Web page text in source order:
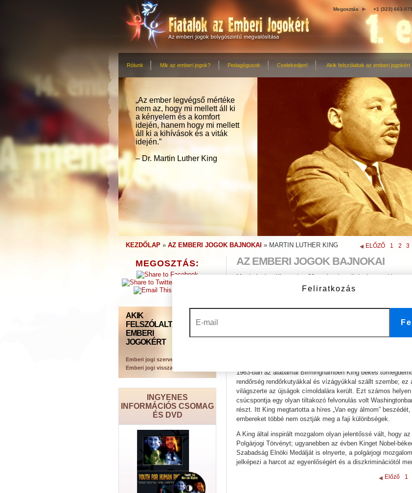
Megosztás +1 (323) 663-
Rólunk Mik az emberi jogok? Pedagógusok Cselekedjen! Akik felszólaltak az emberi jogokért
„Az ember legvégső mértéke
nem az, hogy mi mellett áll ki
a kényelem és a komfort
idején, hanem hogy mi mellett
áll ki a kihívások és a viták
idején.”
– Dr. Martin Luther King
KEZDŐLAP » AZ EMBERI JOGOK BAJNOKAI » MARTIN LUTHER KING ELŐZŐ 1 2 3
MEGOSZTÁS:
AKIK
FELSZÓLALTAK AZ
EMBERI
JOGOKÉRT
Emberi jogi szervezetek
Emberi jogi visszaélések
INGYENES
INFORMÁCIÓS CSOMAG
ÉS DVD
AZ EMBERI JOGOK BAJNOKAI
Martin Luther King volt a 20. század egyik legismertebb
Az Atlantában született King kivételes szónoki képessége
ben vont magára figyelmet, amikor más polgárjogi
vezetett az alabamai Montgomery város egyik
megkövetelték, hogy a színes bőrűek adják át a helyüket a
üljenek. Az ezt követő tíz évben King írt, szónokolt,
és tömegdemonstrációkat szervezett azért, hogy felhívja a
polgárjogi törvényeket követeljen az afroamerikaiak jogainak
1963-ban az alabamai Birminghamben King békés
rendőrség rendőrkutyákkal és vízágyúkkal szállt szembe;
világszerte az újságok címoldalára került. Ezt számos
csúcspontja egy olyan tiltakozó felvonulás volt
részt. Itt King megtartotta a híres „Van egy álmom”
embereket többé nem osztják meg a faji különbségek.
A King által inspirált mozgalom olyan jelentőssé vált, hogy
Polgárjogi Törvényt; ugyanebben az évben Kinget Nobel-
Szabadság Elnöki Medálját is elnyerte, a polgárjogi
jelképezi a harcot az egyenlőségért és a diszkriminációtól
Előző 1
Feliratkozás